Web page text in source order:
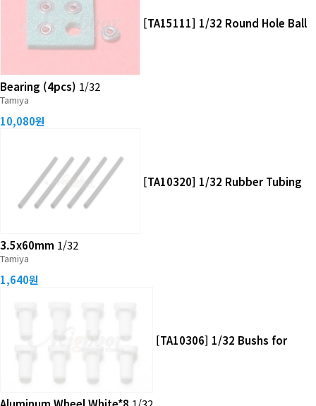
[TA15111] 1/32 Round Hole Ball
Bearing (4pcs) 1/32
Tamiya
10,080원
[TA10320] 1/32 Rubber Tubing
3.5x60mm 1/32
Tamiya
1,640원
[TA10306] 1/32 Bushs for